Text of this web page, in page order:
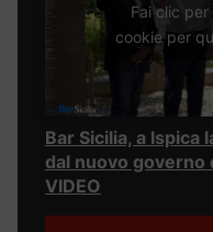
Fai clic
cookie per
Bar Sicilia, a Ispica
dal nuovo governo
VIDEO